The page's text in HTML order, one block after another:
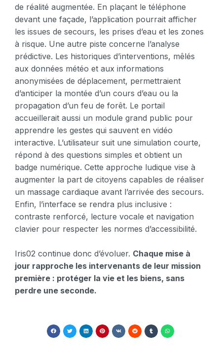
de réalité augmentée. En plaçant le téléphone
devant une façade, l’application pourrait afficher
les issues de secours, les prises d’eau et les zones
à risque. Une autre piste concerne l’analyse
prédictive. Les historiques d’interventions, mêlés
aux données météo et aux informations
anonymisées de déplacement, permettraient
d’anticiper la montée d’un cours d’eau ou la
propagation d’un feu de forêt. Le portail
accueillerait aussi un module grand public pour
apprendre les gestes qui sauvent en vidéo
interactive. L’utilisateur suit une simulation courte,
répond à des questions simples et obtient un
badge numérique. Cette approche ludique vise à
augmenter la part de citoyens capables de réaliser
un massage cardiaque avant l’arrivée des secours.
Enfin, l’interface se rendra plus inclusive :
contraste renforcé, lecture vocale et navigation
clavier pour respecter les normes d’accessibilité.
Iris02 continue donc d’évoluer. Chaque mise à
jour rapproche les intervenants de leur mission
première : protéger la vie et les biens, sans
perdre une seconde.